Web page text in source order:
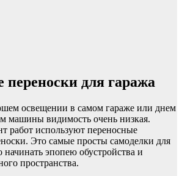
переноски для гаража
освещении в самом гараже или днем
машины видимость очень низкая.
работ используют переносные
Это самые просты самоделки для
эпопею обустройства и
пространства.